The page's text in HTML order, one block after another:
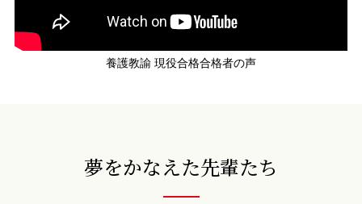
養護教諭 現役合格合格者の声
夢をかなえた先輩たち